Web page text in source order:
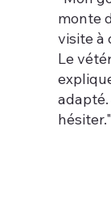
monte
visite à
Le
hésiter."